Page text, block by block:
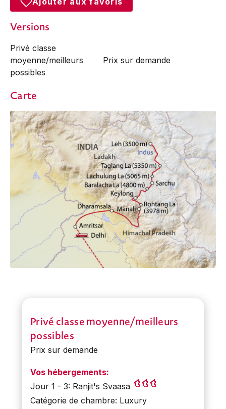
Versions
Privé classe
moyenne/meilleurs
possibles
Prix sur demande
Carte
Privé classe moyenne/meilleurs
possibles
Prix sur demande
Vos hébergements:
Jour 1 - 3: Ranjit's Svaasa
Catégorie de chambre: Luxury